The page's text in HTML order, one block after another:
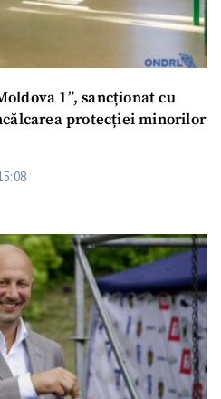
1”, sancționat cu
protecției minorilor